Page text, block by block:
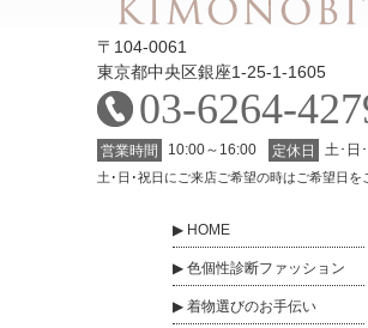
〒104-0061
東京都中央区銀座1-25-1-1605
03-6264-
営業時間 10:00～16:00 定休日 土･日
土･日･祝日にご来店ご希望の時はご希望日を
HOME
色個性診断ファッション
着物選びのお手伝い